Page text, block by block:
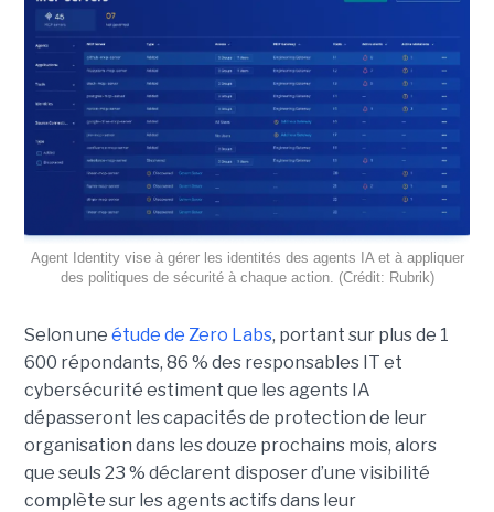
Agent Identity vise à gérer les identités des agents IA et à appliquer
des politiques de sécurité à chaque action. (Crédit: Rubrik)
Selon une étude de Zero Labs, portant sur plus de 1
600 répondants, 86 % des responsables IT et
cybersécurité estiment que les agents IA
dépasseront les capacités de protection de leur
organisation dans les douze prochains mois, alors
que seuls 23 % déclarent disposer d’une visibilité
complète sur les agents actifs dans leur